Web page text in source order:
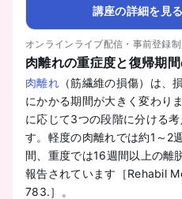
講座の詳細を見
オンラインライブ配信・事前登録
肉離れの重症度と復帰期
肉離れ（筋繊維の損傷）は、
にかかる期間が大きく変わり
に応じて3つの段階に分ける
す。軽度の肉離れでは約1～2
間、重度では16週間以上の離
報告されています［Rehabil
783.］。